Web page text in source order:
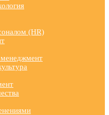
(HR)
менеджмент